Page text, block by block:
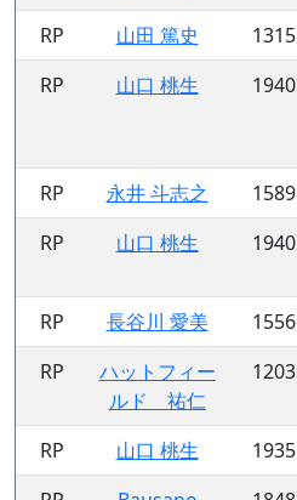
RP
山田 篤史 1315
RP
山口 桃生 1940
RP
永井 斗志之 1589
RP
山口 桃生 1940
RP
長谷川 愛美 1556
RP
ハットフィー
ルド 祐仁
1203
RP 山口 桃生 1935